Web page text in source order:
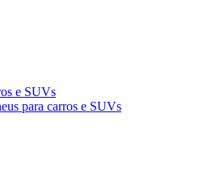
e SUVs
para carros e SUVs